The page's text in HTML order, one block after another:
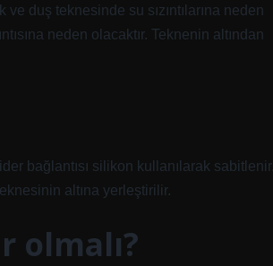
duş teknesinde su sızıntılarına neden
neden olacaktır. Teknenin altından
bağlantısı silikon kullanılarak
altına yerleştirilir.
olmalı?